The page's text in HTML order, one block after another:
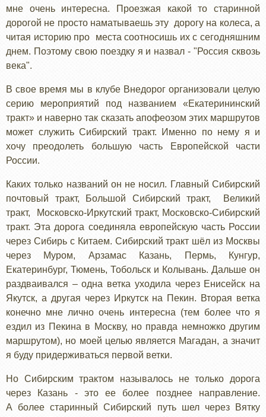
мне очень интересна. Проезжая какой то старинной
дорогой не просто наматываешь эту дорогу на колеса, а
читая историю про места соотносишь их с сегодняшним
днем. Поэтому свою поездку я и назвал - "Россия сквозь
века".
В свое время мы в клубе Внедорог организовали целую
серию мероприятий под названием «Екатерининский
тракт» и наверно так сказать апофеозом этих маршрутов
может служить Сибирский тракт. Именно по нему я и
хочу преодолеть большую часть Европейской части
России.
Каких только названий он не носил. Главный Сибирский
почтовый тракт, Большой Сибирский тракт, Великий
тракт, Московско-Иркутский тракт, Московско-Сибирский
тракт. Эта дорога соединяла европейскую часть России
через Сибирь с Китаем. Сибирский тракт шёл из Москвы
через Муром, Арзамас Казань, Пермь, Кунгур,
Екатеринбург, Тюмень, Тобольск и Колывань. Дальше он
раздваивался – одна ветка уходила через Енисейск на
Якутск, а другая через Иркутск на Пекин. Вторая ветка
конечно мне лично очень интересна (тем более что я
ездил из Пекина в Москву, но правда немножко другим
маршрутом), но моей целью является Магадан, а значит
я буду придерживаться первой ветки.
Но Сибирским трактом называлось не только дорога
через Казань - это ее более позднее направление.
А более старинный Сибирский путь шел через Вятку